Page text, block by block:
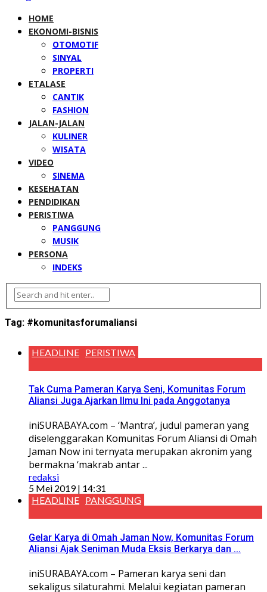
HOME
EKONOMI-BISNIS
OTOMOTIF
SINYAL
PROPERTI
ETALASE
CANTIK
FASHION
JALAN-JALAN
KULINER
WISATA
VIDEO
SINEMA
KESEHATAN
PENDIDIKAN
PERISTIWA
PANGGUNG
MUSIK
PERSONA
INDEKS
Tag: #komunitasforumaliansi
HEADLINE PERISTIWA
Tak Cuma Pameran Karya Seni, Komunitas Forum
Aliansi Juga Ajarkan Ilmu Ini pada Anggotanya
iniSURABAYA.com – ‘Mantra’, judul pameran yang
diselenggarakan Komunitas Forum Aliansi di Omah
Jaman Now ini ternyata merupakan akronim yang
bermakna ‘makrab antar ...
redaksi
5 Mei 2019 | 14:31
HEADLINE PANGGUNG
Gelar Karya di Omah Jaman Now, Komunitas Forum
Aliansi Ajak Seniman Muda Eksis Berkarya dan ...
iniSURABAYA.com – Pameran karya seni dan
sekaligus silaturahmi. Melalui kegiatan pameran